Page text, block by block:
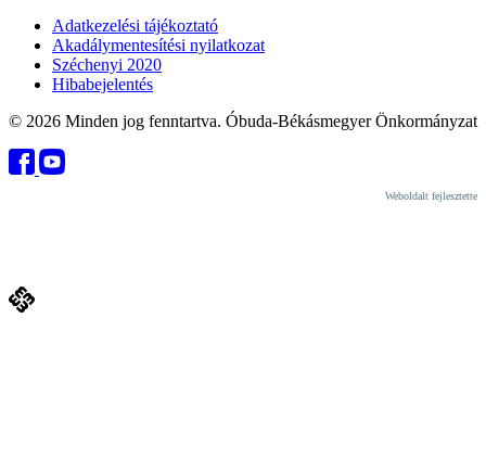
Adatkezelési tájékoztató
Akadálymentesítési nyilatkozat
Széchenyi 2020
Hibabejelentés
© 2026 Minden jog fenntartva. Óbuda-Békásmegyer Önkormányzat
Weboldalt fejlesztette